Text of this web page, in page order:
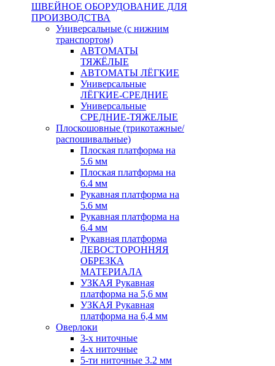
ШВЕЙНОЕ ОБОРУДОВАНИЕ ДЛЯ
ПРОИЗВОДСТВА
Универсальные (с нижним
транспортом)
АВТОМАТЫ
ТЯЖЁЛЫЕ
АВТОМАТЫ ЛЁГКИЕ
Универсальные
ЛЁГКИЕ-СРЕДНИЕ
Универсальные
СРЕДНИЕ-ТЯЖЕЛЫЕ
Плоскошовные (трикотажные/
распошивальные)
Плоская платформа на
5.6 мм
Плоская платформа на
6.4 мм
Рукавная платформа на
5.6 мм
Рукавная платформа на
6.4 мм
Рукавная платформа
ЛЕВОСТОРОННЯЯ
ОБРЕЗКА
МАТЕРИАЛА
УЗКАЯ Рукавная
платформа на 5,6 мм
УЗКАЯ Рукавная
платформа на 6,4 мм
Оверлоки
3-х ниточные
4-х ниточные
5-ти ниточные 3.2 мм